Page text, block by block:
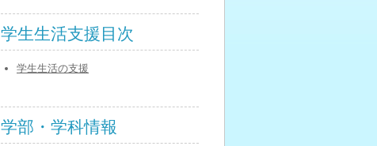
学生生活支援目次
学生生活の支援
学部・学科情報